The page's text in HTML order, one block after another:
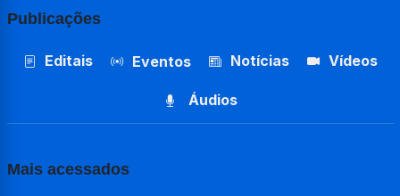
Publicações
Editais Eventos Notícias Vídeos
Áudios
Mais acessados